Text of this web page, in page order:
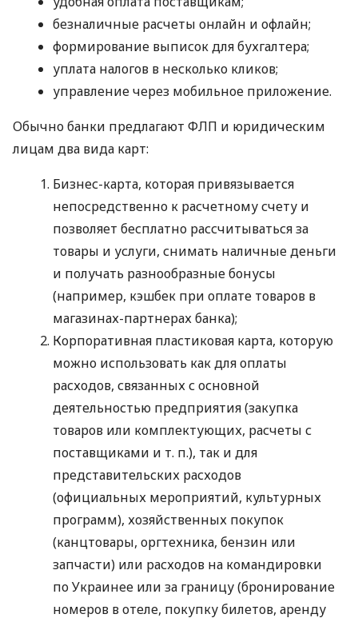
безналичные расчеты онлайн и офлайн;
формирование выписок для бухгалтера;
уплата налогов в несколько кликов;
управление через мобильное приложение.
Обычно банки предлагают ФЛП и юридическим
лицам два вида карт:
Бизнес-карта, которая привязывается
непосредственно к расчетному счету и
позволяет бесплатно рассчитываться за
товары и услуги, снимать наличные деньги
и получать разнообразные бонусы
(например, кэшбек при оплате товаров в
магазинах-партнерах банка);
Корпоративная пластиковая карта, которую
можно использовать как для оплаты
расходов, связанных с основной
деятельностью предприятия (закупка
товаров или комплектующих, расчеты с
поставщиками и т. п.), так и для
представительских расходов
(официальных мероприятий, культурных
программ), хозяйственных покупок
(канцтовары, оргтехника, бензин или
запчасти) или расходов на командировки
по Украинее или за границу (бронирование
номеров в отеле, покупку билетов, аренду